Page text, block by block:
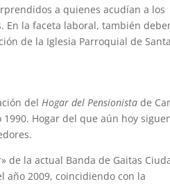
a quienes acudían a los
En la faceta laboral, también
de la Iglesia Parroquial de
delHogar del Pensionista de
Hogar del que aún hoy
de la actual Banda de Gaitas
año 2009, coincidiendo con la